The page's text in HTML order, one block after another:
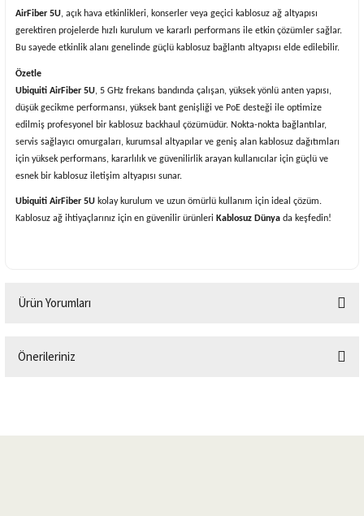
AirFiber 5U, açık hava etkinlikleri, konserler veya geçici kablosuz ağ altyapısı
gerektiren projelerde hızlı kurulum ve kararlı performans ile etkin çözümler sağlar.
Bu sayede etkinlik alanı genelinde güçlü kablosuz bağlantı altyapısı elde edilebilir.
Özetle
Ubiquiti AirFiber 5U, 5 GHz frekans bandında çalışan, yüksek yönlü anten yapısı,
düşük gecikme performansı, yüksek bant genişliği ve PoE desteği ile optimize
edilmiş profesyonel bir kablosuz backhaul çözümüdür. Nokta-nokta bağlantılar,
servis sağlayıcı omurgaları, kurumsal altyapılar ve geniş alan kablosuz dağıtımları
için yüksek performans, kararlılık ve güvenilirlik arayan kullanıcılar için güçlü ve
esnek bir kablosuz iletişim altyapısı sunar.
Ubiquiti AirFiber 5U kolay kurulum ve uzun ömürlü kullanım için ideal çözüm.
Kablosuz ağ ihtiyaçlarınız için en güvenilir ürünleri Kablosuz Dünya da keşfedin!
Ürün Yorumları
Önerileriniz